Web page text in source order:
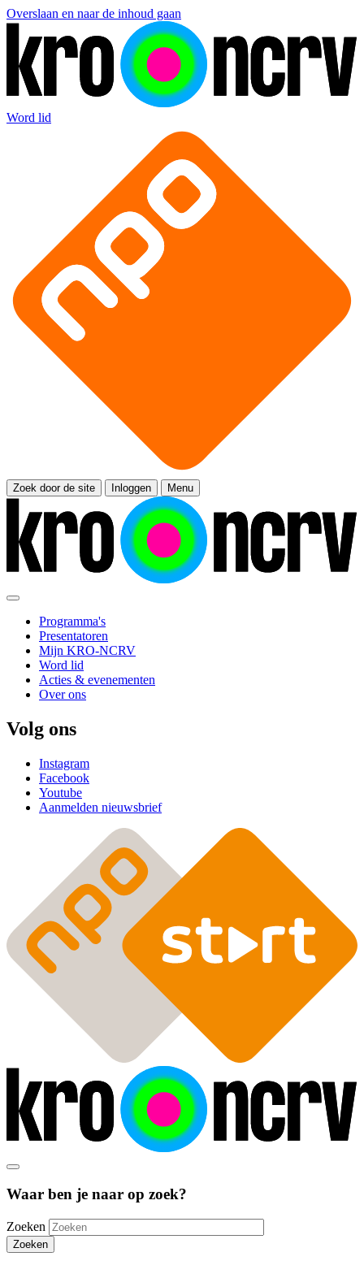
Overslaan en naar de inhoud gaan
Word lid
Zoek door de site Inloggen Menu
Programma's
Presentatoren
Mijn KRO-NCRV
Word lid
Acties & evenementen
Over ons
Volg ons
Instagram
Facebook
Youtube
Aanmelden nieuwsbrief
Waar ben je naar op zoek?
Zoeken
Zoeken